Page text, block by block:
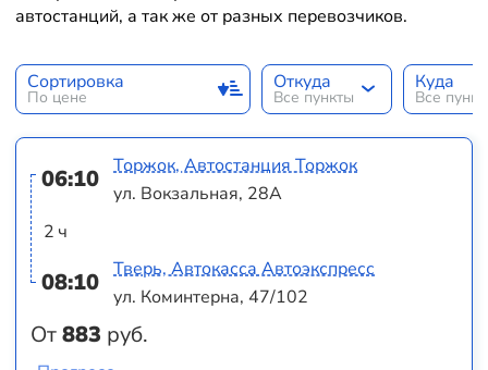
автостанций, а так же от разных перевозчиков.
Сортировка
По цене
Откуда
Все пункты
Куда
Все
06:10
2 ч
08:10
От883 руб.
Торжок, Автостанция Торжок
ул. Вокзальная, 28А
Тверь, Автокасса Автоэкспресс
ул. Коминтерна, 47/102